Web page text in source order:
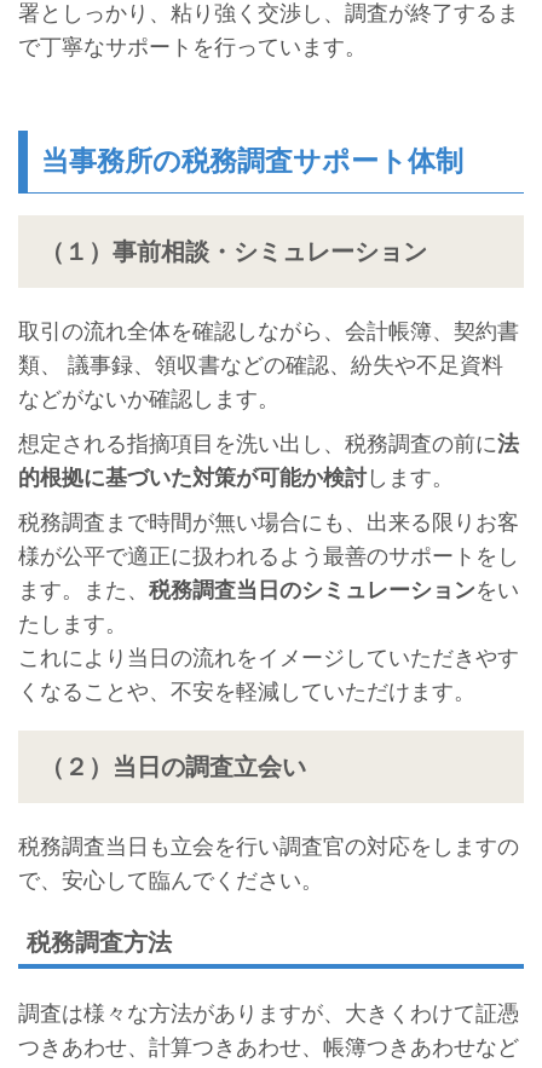
署としっかり、粘り強く交渉し、調査が終了するま
で丁寧なサポートを行っています。
当事務所の税務調査サポート体制
（１）事前相談・シミュレーション
取引の流れ全体を確認しながら、会計帳簿、契約書
類、 議事録、領収書などの確認、紛失や不足資料
などがないか確認します。
想定される指摘項目を洗い出し、税務調査の前に法
的根拠に基づいた対策が可能か検討します。
税務調査まで時間が無い場合にも、出来る限りお客
様が公平で適正に扱われるよう最善のサポートをし
ます。また、 税務調査当日のシミュレーションをい
たします。
これにより当日の流れをイメージしていただきやす
くなることや、不安を軽減していただけます。
（２）当日の調査立会い
税務調査当日も立会を行い調査官の対応をしますの
で、安心して臨んでください。
税務調査方法
調査は様々な方法がありますが、大きくわけて証憑
つきあわせ、計算つきあわせ、帳簿つきあわせなど